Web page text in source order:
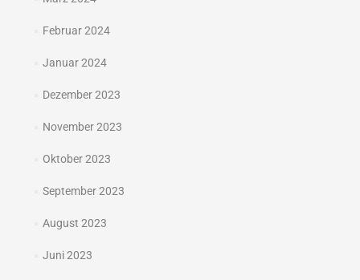
Februar 2024
Januar 2024
Dezember 2023
November 2023
Oktober 2023
September 2023
August 2023
Juni 2023